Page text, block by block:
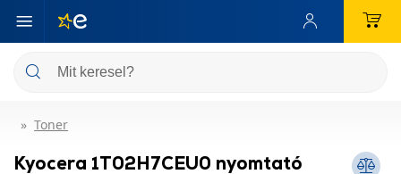
Toner
Kyocera 1T02H7CEU0 nyomtató